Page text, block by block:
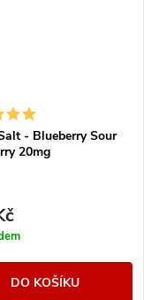
- Blueberry Sour
20mg
DO KOŠÍKU